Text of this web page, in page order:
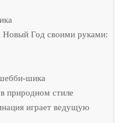
Новый Год своими руками:
шика
природном стиле
играет ведущую